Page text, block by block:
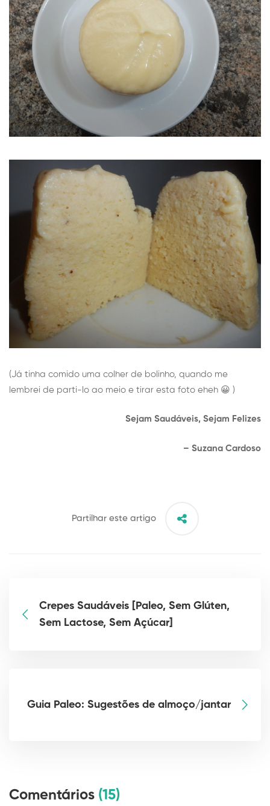
(Já tinha comido uma colher de bolinho, quando me
lembrei de parti-lo ao meio e tirar esta foto eheh 😀 )
Sejam Saudáveis, Sejam Felizes
– Suzana Cardoso
Partilhar este artigo
Crepes Saudáveis [Paleo, Sem Glúten,
Sem Lactose, Sem Açúcar]
Guia Paleo: Sugestões de almoço/jantar
Comentários (15)